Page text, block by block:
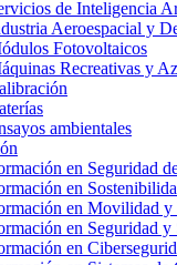
de Inteligencia
Aeroespacial y
Fotovoltaicos
Recreativas y
ambientales
en Seguridad
en
en Movilidad y
en Seguridad y
en